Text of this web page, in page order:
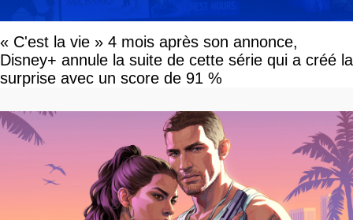
« C'est la vie » 4 mois après son annonce,
Disney+ annule la suite de cette série qui a créé la
surprise avec un score de 91 %